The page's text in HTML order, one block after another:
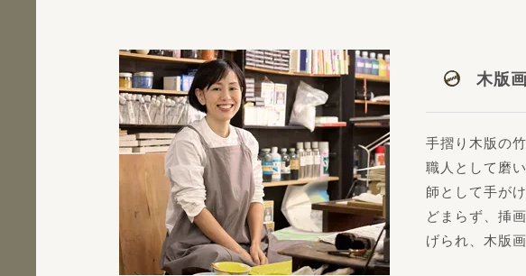
木版
手摺り木版の
職人として磨
師として手が
どまらず、挿
げられ、木版